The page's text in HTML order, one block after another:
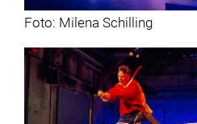
Foto: Milena Schilling